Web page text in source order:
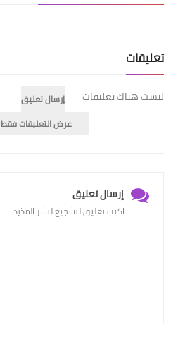
تعليقات
ليست هناك تعليقات
إرسال تعليق
عرض التعليقات فقط
إرسال تعليق
اكتب تعليق لتشجيع لنشر المذيد